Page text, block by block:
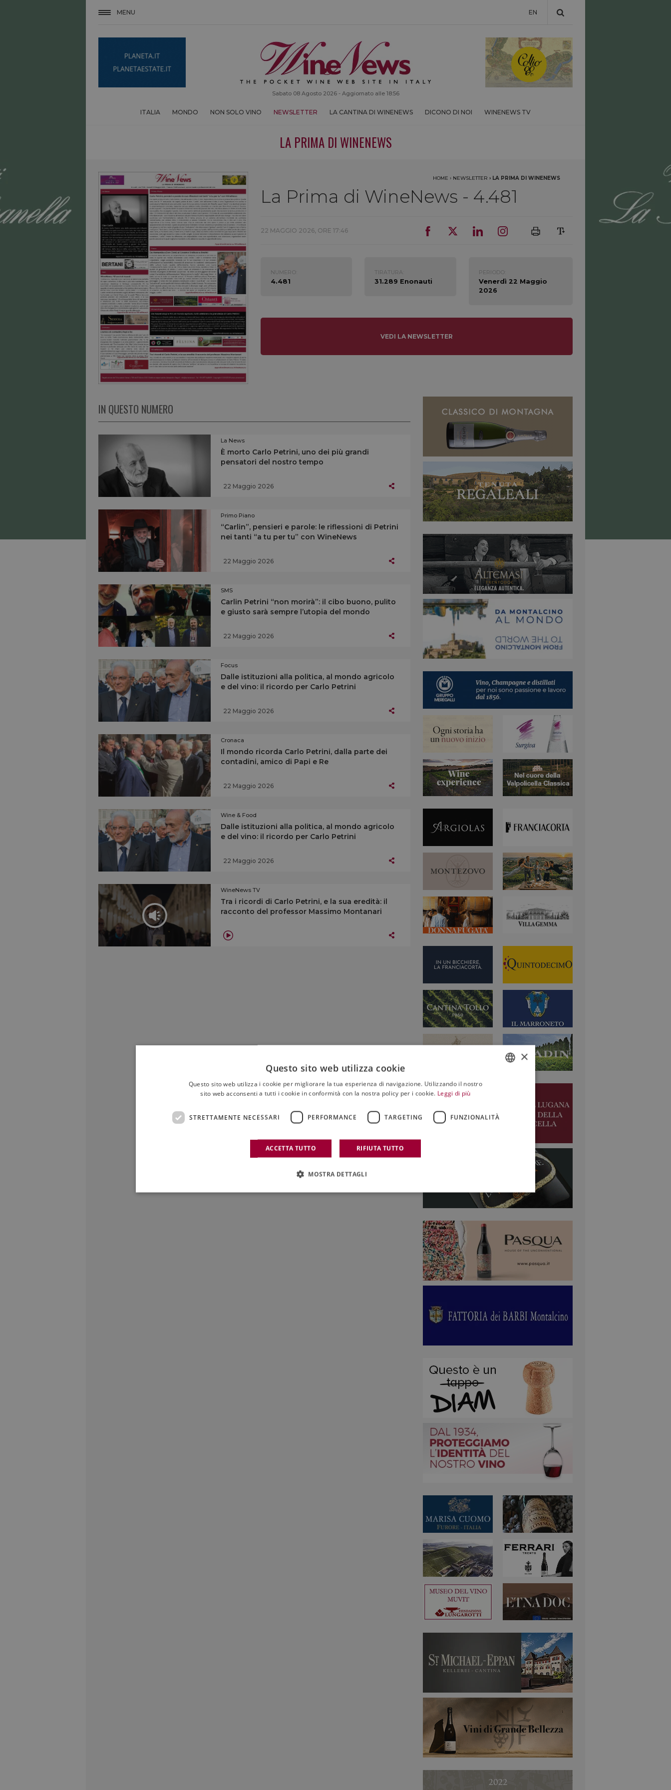
MENU EN
Sabato 08 Agosto 2026 - Aggiornato alle 18:56
ITALIA MONDO NON SOLO VINO NEWSLETTER LA CANTINA DI WINENEWS DICONO DI NOI WINENEWS TV
LA PRIMA DI WINENEWS
HOME › NEWSLETTER › LA PRIMA DI WINENEWS
La Prima di WineNews - 4.481
22 MAGGIO 2026, ORE 17:46
NUMERO:
4.481
TIRATURA:
31.289 Enonauti
PERIODO:
Venerdì 22 Maggio
2026
VEDI LA NEWSLETTER
IN QUESTO NUMERO
La News
È morto Carlo Petrini, uno dei più grandi
pensatori del nostro tempo
22 Maggio 2026
Primo Piano
“Carlin”, pensieri e parole: le riflessioni di Petrini
nei tanti “a tu per tu” con WineNews
22 Maggio 2026
SMS
Carlin Petrini “non morirà”: il cibo buono, pulito
e giusto sarà sempre l’utopia del mondo
22 Maggio 2026
Focus
Dalle istituzioni alla politica, al mondo agricolo
e del vino: il ricordo per Carlo Petrini
22 Maggio 2026
Cronaca
Il mondo ricorda Carlo Petrini, dalla parte dei
contadini, amico di Papi e Re
22 Maggio 2026
Wine & Food
Dalle istituzioni alla politica, al mondo agricolo
e del vino: il ricordo per Carlo Petrini
22 Maggio 2026
WineNews TV
Tra i ricordi di Carlo Petrini, e la sua eredità: il
racconto del professor Massimo Montanari
×
Questo sito web utilizza cookie
Questo sito web utilizza i cookie per migliorare la tua esperienza di navigazione. Utilizzando il nostro
sito web acconsenti a tutti i cookie in conformità con la nostra policy per i cookie. Leggi di più
STRETTAMENTE NECESSARI PERFORMANCE TARGETING FUNZIONALITÀ
ACCETTA TUTTO RIFIUTA TUTTO
MOSTRA DETTAGLI